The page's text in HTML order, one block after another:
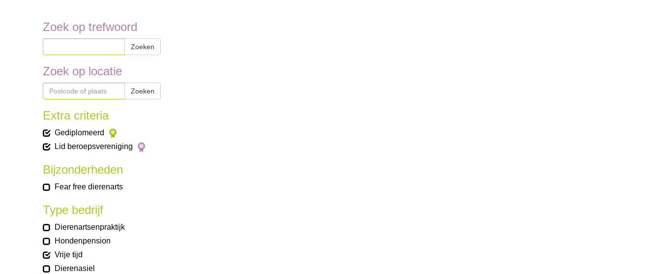
Zoek op trefwoord
Zoeken
Zoek op locatie
Zoeken
Extra criteria
Gediplomeerd
Lid beroepsvereniging
Bijzonderheden
Fear free dierenarts
Type bedrijf
Dierenartsenpraktijk
Hondenpension
Vrije tijd
Dierenasiel